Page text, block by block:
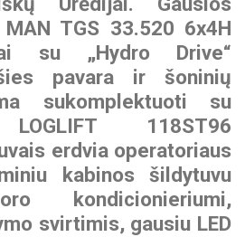
kėlimo
borto
platformos
sistemos
svėrimo
nuotolinio
TGS 33.520 6x4H
su „Hydro Drive“
pavara ir šoninių
sukomplektuoti su
118ST96
erdvia operatoriaus
kabinos šildytuvu
kondicionieriumi,
svirtimis, gausiu LED